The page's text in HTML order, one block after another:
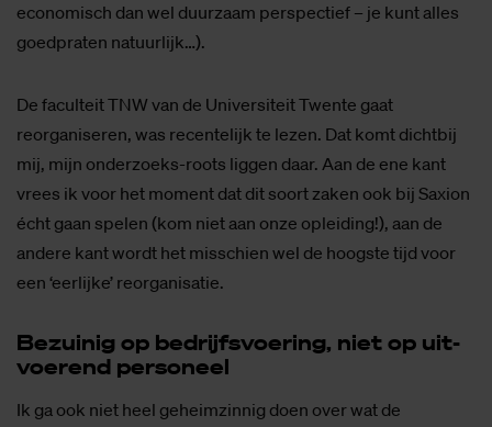
economisch dan wel duurzaam perspectief – je kunt alles
goedpraten natuurlijk…).
De faculteit TNW van de Universiteit Twente gaat
reorganiseren, was recentelijk te lezen. Dat komt dichtbij
mij, mijn onderzoeks-roots liggen daar. Aan de ene kant
vrees ik voor het moment dat dit soort zaken ook bij Saxion
écht gaan spelen (kom niet aan onze opleiding!), aan de
andere kant wordt het misschien wel de hoogste tijd voor
een ‘eerlijke’ reorganisatie.
Be­zui­nig op be­drijfs­voe­ring, niet op uit­
voe­rend per­so­neel
Ik ga ook niet heel geheimzinnig doen over wat de